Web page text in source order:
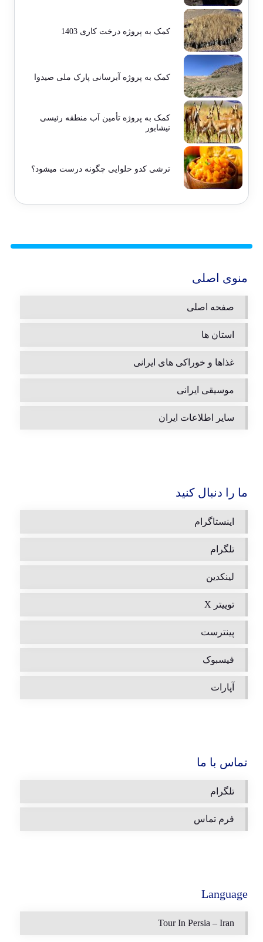
کمک به پروژه درخت کاری 1403
کمک به پروژه آبرسانی پارک ملی صیدوا
کمک به پروژه تأمین آب منطقه رئیسی
نیشابور
ترشی کدو حلوایی چگونه درست میشود؟
منوی اصلی
صفحه اصلی
استان ها
غذاها و خوراکی های ایرانی
موسیقی ایرانی
سایر اطلاعات ایران
ما را دنبال کنید
اینستاگرام
تلگرام
لینکدین
توییتر X
پینترست
فیسبوک
آپارات
تماس با ما
تلگرام
فرم تماس
Language
Tour In Persia – Iran